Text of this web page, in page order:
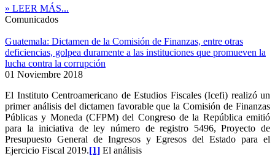
» LEER MÁS...
Comunicados
Guatemala: Dictamen de la Comisión de Finanzas, entre otras
deficiencias, golpea duramente a las instituciones que promueven la
lucha contra la corrupción
01 Noviembre 2018
El Instituto Centroamericano de Estudios Fiscales (Icefi) realizó un
primer análisis del dictamen favorable que la Comisión de Finanzas
Públicas y Moneda (CFPM) del Congreso de la República emitió
para la iniciativa de ley número de registro 5496, Proyecto de
Presupuesto General de Ingresos y Egresos del Estado para el
Ejercicio Fiscal 2019.[1] El análisis